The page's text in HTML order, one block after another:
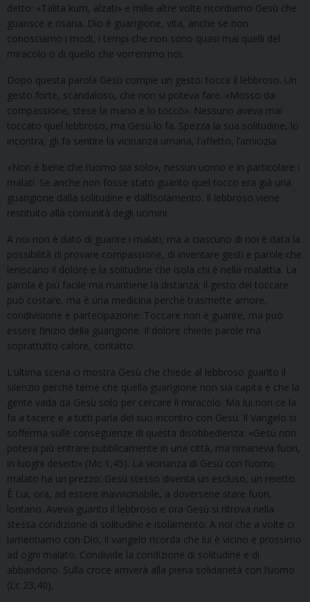
detto: «Talita kum, alzati» e mille altre volte ricordiamo Gesù che
guarisce e risana. Dio è guarigione, vita, anche se non
conosciamo i modi, i tempi che non sono quasi mai quelli del
miracolo o di quello che vorremmo noi.
Dopo questa parola Gesù compie un gesto: tocca il lebbroso. Un
gesto forte, scandaloso, che non si poteva fare. «Mosso da
compassione, stese la mano e lo toccò». Nessuno aveva mai
toccato quel lebbroso, ma Gesù lo fa. Spezza la sua solitudine, lo
incontra, gli fa sentire la vicinanza umana, l’affetto, l’amicizia.
«Non è bene che l’uomo sia solo», nessun uomo e in particolare i
malati. Se anche non fosse stato guarito quel tocco era già una
guarigione dalla solitudine e dall’isolamento. Il lebbroso viene
restituito alla comunità degli uomini.
A noi non è dato di guarire i malati, ma a ciascuno di noi è data la
possibilità di provare compassione, di inventare gesti e parole che
leniscano il dolore e la solitudine che isola chi è nella malattia. La
parola è più facile ma mantiene la distanza; il gesto del toccare
può costare, ma è una medicina perché trasmette amore,
condivisione e partecipazione. Toccare non è guarire, ma può
essere l’inizio della guarigione. Il dolore chiede parole ma
soprattutto calore, contatto.
L’ultima scena ci mostra Gesù che chiede al lebbroso guarito il
silenzio perché teme che quella guarigione non sia capita e che la
gente vada da Gesù solo per cercare il miracolo. Ma lui non ce la
fa a tacere e a tutti parla del suo incontro con Gesù. Il Vangelo si
sofferma sulle conseguenze di questa disobbedienza: «Gesù non
poteva più entrare pubblicamente in una città, ma rimaneva fuori,
in luoghi deserti» (Mc 1,45). La vicinanza di Gesù con l’uomo
malato ha un prezzo: Gesù stesso diventa un escluso, un reietto.
È Lui, ora, ad essere inavvicinabile, a doversene stare fuori,
lontano. Aveva guarito il lebbroso e ora Gesù si ritrova nella
stessa condizione di solitudine e isolamento. A noi che a volte ci
lamentiamo con Dio, il vangelo ricorda che lui è vicino e prossimo
ad ogni malato. Condivide la condizione di solitudine e di
abbandono. Sulla croce arriverà alla piena solidarietà con l’uomo
(Lc 23,40).